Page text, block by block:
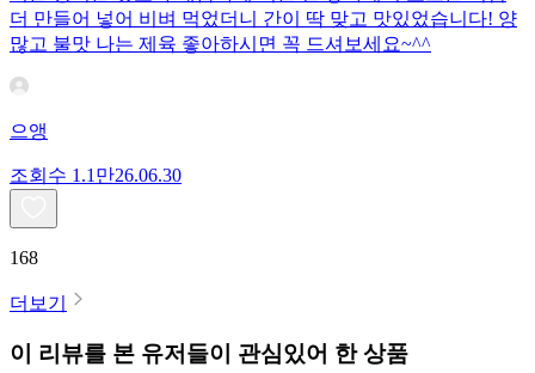
더 만들어 넣어 비벼 먹었더니 간이 딱 맞고 맛있었습니다! 양
많고 불맛 나는 제육 좋아하시면 꼭 드셔보세요~^^
으앵
조회수 1.1만26.06.30
168
더보기
이 리뷰를 본 유저들이 관심있어 한 상품